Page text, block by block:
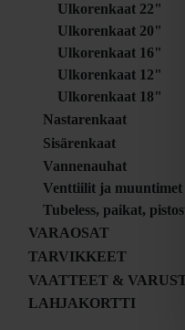
Ulkorenkaat 22"
Ulkorenkaat 20"
Ulkorenkaat 16"
Ulkorenkaat 12"
Ulkorenkaat 18"
Nastarenkaat
Sisärenkaat
Vannenauhat
Venttiilit ja muuntimet
Tubeless, paikat,
VARAOSAT
TARVIKKEET
VAATTEET &
LAHJAKORTTI